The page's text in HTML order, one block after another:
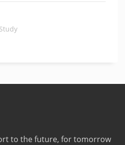
to the future, for tomorrow